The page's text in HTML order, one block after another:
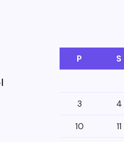
P S
3 4
10 11